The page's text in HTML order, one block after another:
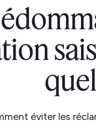
éviter les